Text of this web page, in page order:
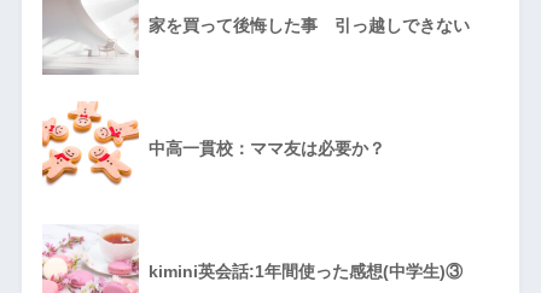
家を買って後悔した事 引っ越しできない
中高一貫校：ママ友は必要か？
kimini英会話:1年間使った感想(中学生)③